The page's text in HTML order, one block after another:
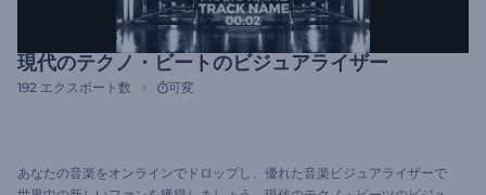
現代のテクノ・ビートのビジュアライザー
192 エクスポート数 可変
あなたの音楽をオンラインでドロップし、優れた音楽ビジュアライザーで